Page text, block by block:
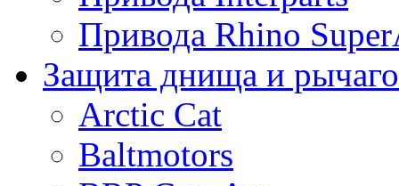
Привода Rhino
Защита днища и
Arctic Cat
Baltmotors